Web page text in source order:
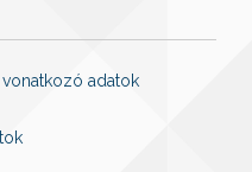
adatok